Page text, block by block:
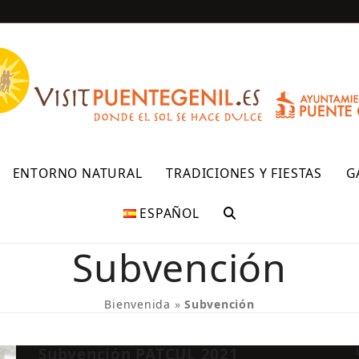
ENTORNO NATURAL TRADICIONES Y FIESTAS
ESPAÑOL
Subvención
Bienvenida »Subvención